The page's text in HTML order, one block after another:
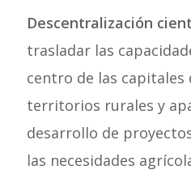
Descentralización
trasladar las
centro de las
territorios rurales y
desarrollo de
las necesidades